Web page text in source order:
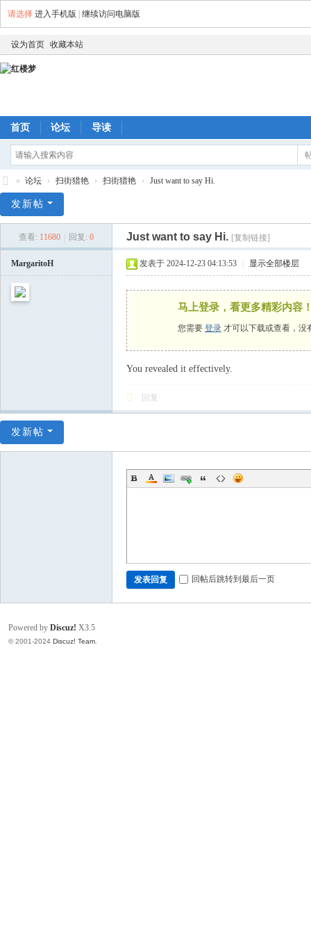
请选择 进入手机版 继续访问电脑版
设为首页 收藏本站
首页 论坛 导读
楼
» 论坛 › 扫街猎艳 › 扫街猎艳 › Just want to say Hi.
发新帖
查看: 11680 回复: 0 Just want to say Hi. [复制链接]
MargaritoH 发表于 2024-12-23 04:13:53 显示全部楼层
马上登录，看更多精彩内容
您需要 登录 才可以下载或查看，没
You revealed it effectively.
回复
发新帖
发表回复 回帖后跳转到最后一页
Powered by Discuz! X3.5
© 2001-2024 Discuz! Team